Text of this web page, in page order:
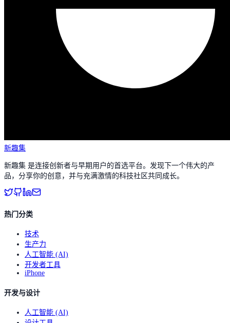
新趣集
新趣集 是连接创新者与早期用户的首选平台。发现下一个伟大的产
品，分享你的创意，并与充满激情的科技社区共同成长。
热门分类
技术
生产力
人工智能 (AI)
开发者工具
iPhone
开发与设计
人工智能 (AI)